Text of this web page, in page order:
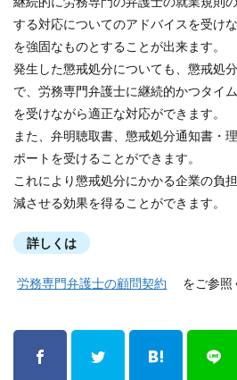
する対応についてのアドバイスを受け
を強固なものとすることが出来ます。
発生した懲戒処分についても、懲戒処
で、労務専門弁護士に継続的かつタイ
を受けながら適正な対応ができます。
また、弁明聴取書、懲戒処分通知書・
ポートを受けることができます。
これにより懲戒処分にかかる企業の負
減させる効果を得ることができます。
詳しくは
労務専門弁護士の顧問契約 をご参照